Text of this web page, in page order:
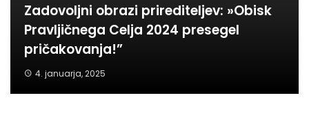
Zadovoljni obrazi prirediteljev: »Obisk
Pravljičnega Celja 2024 presegel
pričakovanja!”
4. januarja, 2025